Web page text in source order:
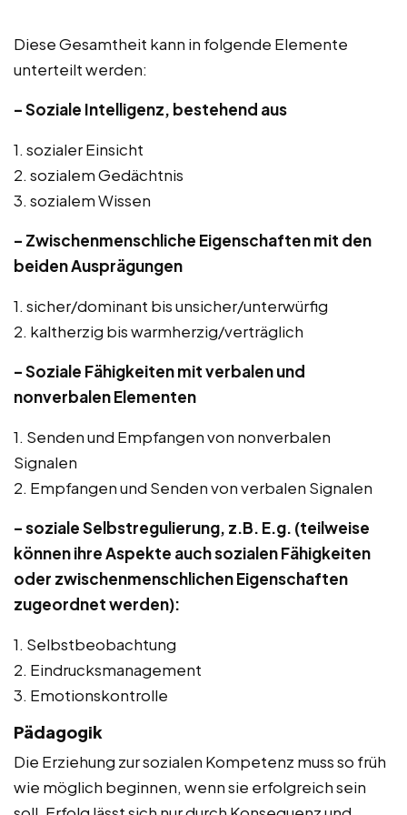
Diese Gesamtheit kann in folgende Elemente
unterteilt werden:
– Soziale Intelligenz, bestehend aus
1. sozialer Einsicht
2. sozialem Gedächtnis
3. sozialem Wissen
– Zwischenmenschliche Eigenschaften mit den
beiden Ausprägungen
1. sicher/dominant bis unsicher/unterwürfig
2. kaltherzig bis warmherzig/verträglich
– Soziale Fähigkeiten mit verbalen und
nonverbalen Elementen
1. Senden und Empfangen von nonverbalen
Signalen
2. Empfangen und Senden von verbalen Signalen
– soziale Selbstregulierung, z.B. E.g. (teilweise
können ihre Aspekte auch sozialen Fähigkeiten
oder zwischenmenschlichen Eigenschaften
zugeordnet werden):
1. Selbstbeobachtung
2. Eindrucksmanagement
3. Emotionskontrolle
Pädagogik
Die Erziehung zur sozialen Kompetenz muss so früh
wie möglich beginnen, wenn sie erfolgreich sein